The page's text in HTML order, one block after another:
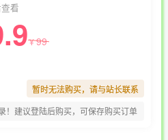
看
¥99
暂时无法购买，请与站长联系
！建议登陆后购买，可保存购买订单